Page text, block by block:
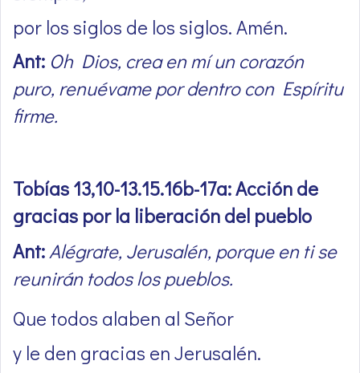
por los siglos de los siglos. Amén.
Ant: Oh Dios, crea en mí un corazón
puro, renuévame por dentro con Espíritu
firme.
Tobías 13,10-13.15.16b-17a: Acción de
gracias por la liberación del pueblo
Ant:Alégrate, Jerusalén, porque en ti se
reunirán todos los pueblos.
Que todos alaben al Señor
y le den gracias en Jerusalén.